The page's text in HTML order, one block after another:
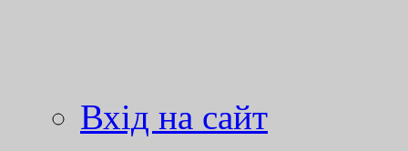
Вхід на сайт